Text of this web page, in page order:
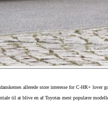
allerede store interesse for C-HR+ lover
til at blive en af Toyotas mest populære